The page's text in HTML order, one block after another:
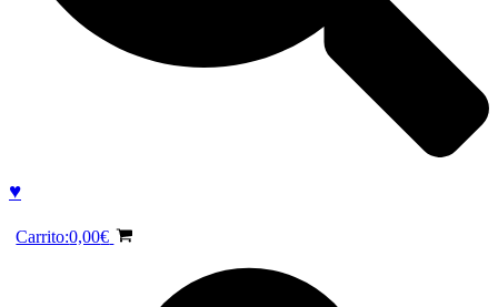
♥
Carrito:0,00€